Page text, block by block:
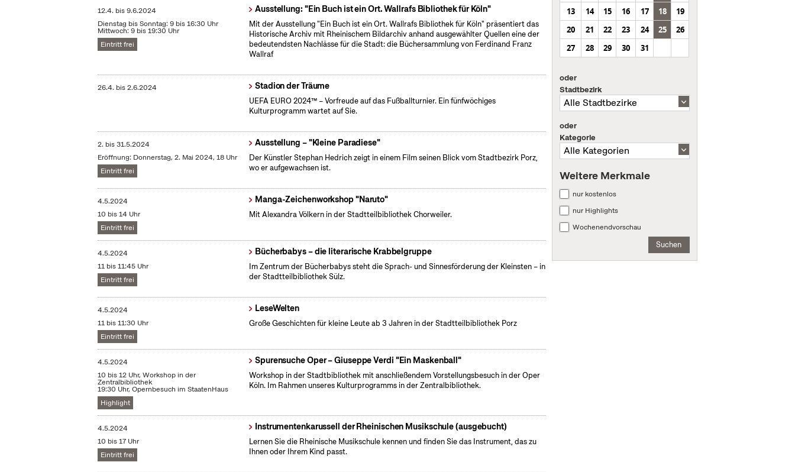
12.4. bis9.6.2024
Dienstag bis Sonntag: 9 bis 16:30 Uhr
Mittwoch: 9 bis 19:30 Uhr
Eintritt frei
Ausstellung: "Ein Buch ist ein Ort. Wallrafs Bibliothek für Köln"
Mit der Ausstellung "Ein Buch ist ein Ort. Wallrafs Bibliothek für Köln" präsentiert das
Historische Archiv mit Rheinischem Bildarchiv anhand ausgewählter Quellen eine der
bedeutendsten Nachlässe für die Stadt: die Büchersammlung von Ferdinand Franz
Wallraf
26.4. bis2.6.2024 Stadion der Träume
UEFA EURO 2024™ – Vorfreude auf das Fußballturnier. Ein fünfwöchiges
Kulturprogramm wartet auf Sie.
2. bis31.5.2024
Eröffnung: Donnerstag, 2. Mai 2024, 18 Uhr
Eintritt frei
Ausstellung – "Kleine Paradiese"
Der Künstler Stephan Hedrich zeigt in einem Film seinen Blick vom Stadtbezirk Porz,
wo er aufgewachsen ist.
4.5.2024
10 bis 14 Uhr
Eintritt frei
Manga-Zeichenworkshop "Naruto"
Mit Alexandra Völkern in der Stadtteilbibliothek Chorweiler.
4.5.2024
11 bis 11:45 Uhr
Eintritt frei
Bücherbabys – die literarische Krabbelgruppe
Im Zentrum der Bücherbabys steht die Sprach- und Sinnesförderung der Kleinsten – in
der Stadtteilbibliothek Sülz.
4.5.2024
11 bis 11:30 Uhr
Eintritt frei
LeseWelten
Große Geschichten für kleine Leute ab 3 Jahren in der Stadtteilbibliothek Porz
4.5.2024
10 bis 12 Uhr, Workshop in der
Zentralbibliothek
19:30 Uhr, Opernbesuch im StaatenHaus
Highlight
Spurensuche Oper – Giuseppe Verdi "Ein Maskenball"
Workshop in der Stadtbibliothek mit anschließendem Vorstellungsbesuch in der Oper
Köln. Im Rahmen unseres Kulturprogramms in der Zentralbibliothek.
4.5.2024
10 bis 17 Uhr
Eintritt frei
Instrumentenkarussell der Rheinischen Musikschule (ausgebucht)
Lernen Sie die Rheinische Musikschule kennen und finden Sie das Instrument, das zu
Ihnen oder Ihrem Kind passt.
13
14 15 16 17 18
19
20
21 22 23 24 25
26
27
28 29 30 31
oder
Stadtbezirk
oder
Kategorie
Weitere Merkmale
nur kostenlos
nur Highlights
Wochenendvorschau
Suchen